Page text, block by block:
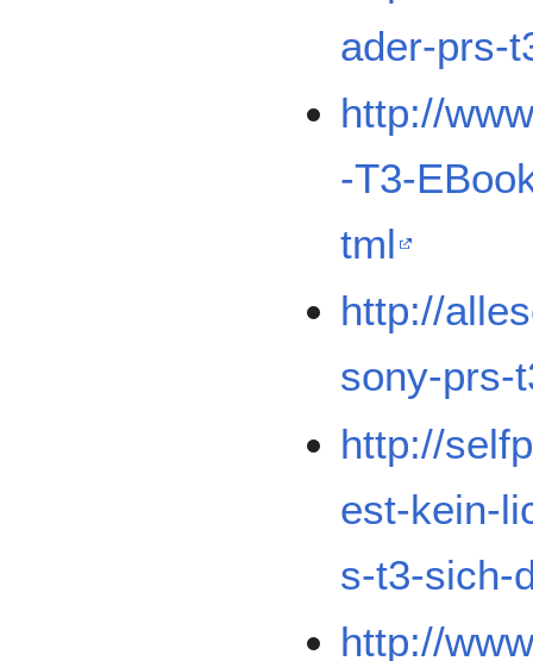
ader-prs-
http://
-T3-
tml
http://
sony-prs-
http://
est-kein-
s-t3-sich-
http://